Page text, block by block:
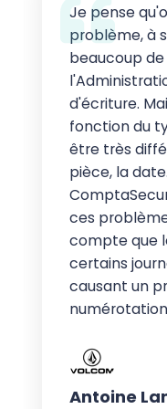
Je pense
problème, à
beaucoup
d'écriture.
fonction du
être très
pièce, la
ces
compte que
certains
causant un
Antoine